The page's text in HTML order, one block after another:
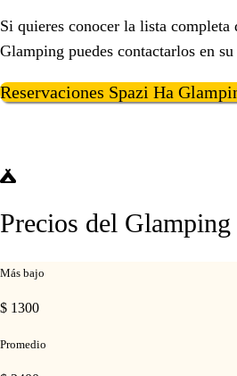
Si quieres conocer la lista completa
Glamping puedes contactarlos en
Reservaciones Spazi Ha
Precios del Glamping
Más bajo
$ 1300
Promedio